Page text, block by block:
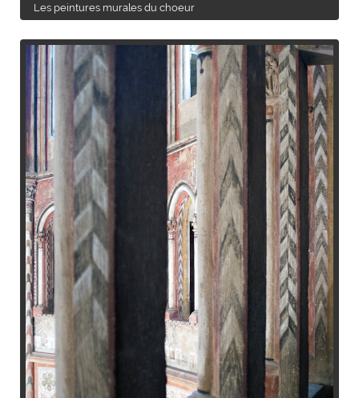
Les peintures murales du choeur